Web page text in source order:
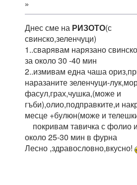
»
Днес сме на РИЗОТО(с
свинско,зеленчуци)
1..сварявам нарязано
за около 30 -40 мин
2..измивам една чаша
наразаните зеленчуци-
фасул,грах,чушка,(може и
гъби),олио,подправките,и
месце +булюн(може и
покривам тавичка с фолио
около 25-30 мин в фурна
Лесно ,здравословно,вкусно!